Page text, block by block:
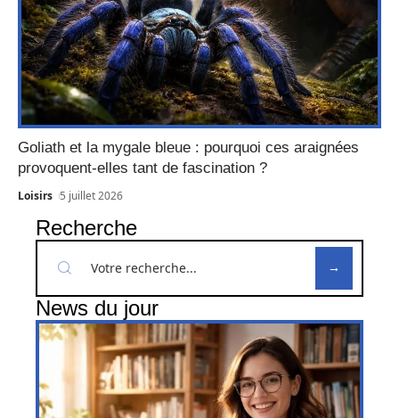
Goliath et la mygale bleue : pourquoi ces araignées
provoquent-elles tant de fascination ?
Loisirs 5 juillet 2026
Recherche
News du jour